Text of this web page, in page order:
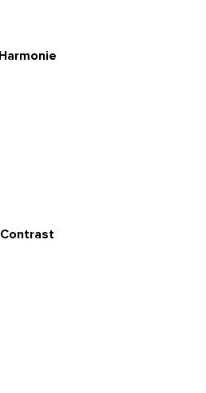
Harmonie
Contrast